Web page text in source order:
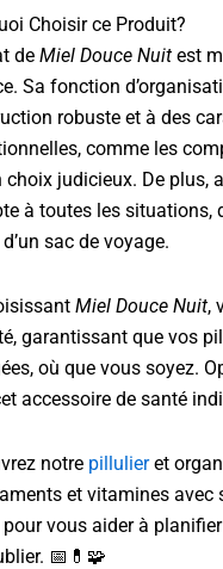
Choisir ce Produit?
de Miel Douce Nuit est
Sa fonction
robuste et à des
comme les
judicieux. De plus,
à toutes les
sac de voyage.
Miel Douce Nuit,
garantissant que vos
où que vous soyez.
accessoire de santé
notre pillulieret
et vitamines avec
vous aider à
📅💊🧩